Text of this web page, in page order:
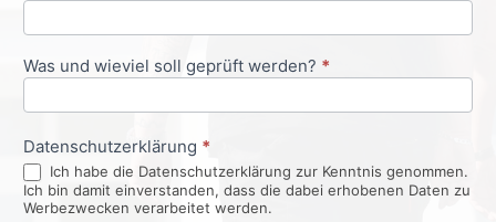
Was und wieviel soll geprüft werden? *
Datenschutzerklärung *
Ich habe die Datenschutzerklärung zur Kenntnis genommen.
Ich bin damit einverstanden, dass die dabei erhobenen Daten zu
Werbezwecken verarbeitet werden.